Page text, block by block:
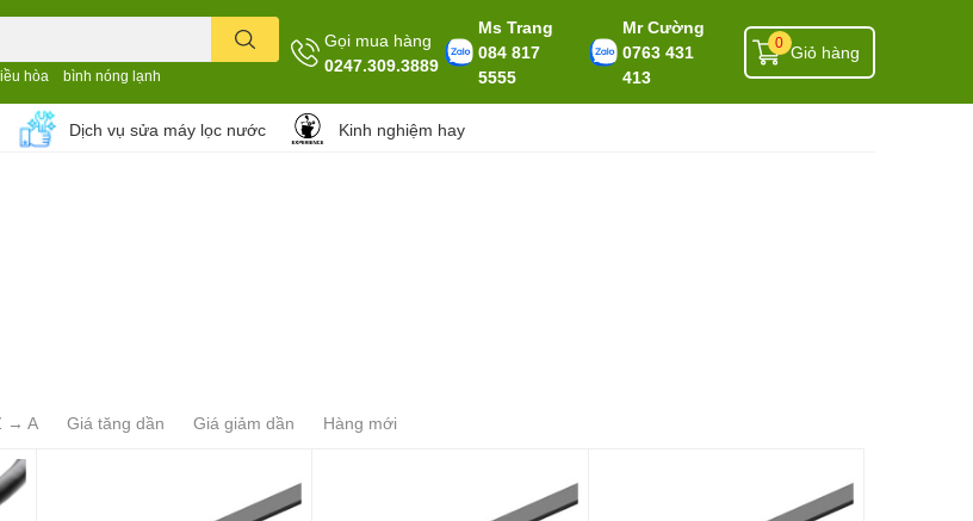
hòa bình nóng lạnh
Gọi mua hàng
0247.309.3889
Ms Trang
084 817
5555
Mr Cường
0763 431
413
Giỏ hàng
0
Dịch vụ sửa máy lọc nước Kinh nghiệm hay
→ A Giá tăng dần Giá giảm dần Hàng mới